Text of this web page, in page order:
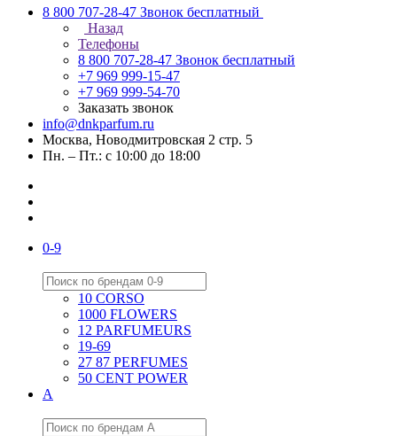
8 800 707-28-47 Звонок бесплатный
Назад
Телефоны
8 800 707-28-47 Звонок бесплатный
+7 969 999-15-47
+7 969 999-54-70
Заказать звонок
info@dnkparfum.ru
Москва, Новодмитровская 2 стр. 5
Пн. – Пт.: с 10:00 до 18:00
0-9
10 CORSO
1000 FLOWERS
12 PARFUMEURS
19-69
27 87 PERFUMES
50 CENT POWER
A